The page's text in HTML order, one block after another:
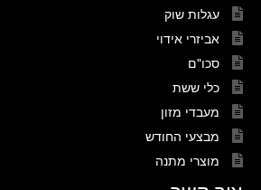
עגלות שוק
אביזרי אידוי
סכו"ם
כלי ששת
מעבדי מזון
מבצעי החודש
מוצרי מתנה